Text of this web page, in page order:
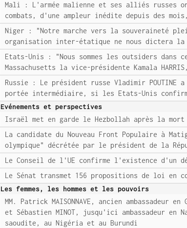
Mali : L'armée malienne et ses alliés russes
combats, d'une ampleur inédite depuis des
Niger : "Notre marche vers la souveraineté
organisation inter-étatique ne nous dictera
Etats-Unis : "Nous sommes les outsiders
Massachusetts la vice-présidente Kamala
Russie : Le président russe Vladimir
portée intermédiaire, si les Etats-Unis
Evénements et perspectives
Israël met en garde le Hezbollah après la
La candidate du Nouveau Front Populaire à
olympique" décrétée par le président de la
Le Conseil de l'UE confirme l'existence d'un
Le Sénat transmet 156 propositions de loi en
Les femmes, les hommes et les pouvoirs
MM. Patrick MAISONNAVE, ancien ambassadeur
et Sébastien MINOT, jusqu'ici ambassadeur en
saoudite, au Nigéria et au Burundi